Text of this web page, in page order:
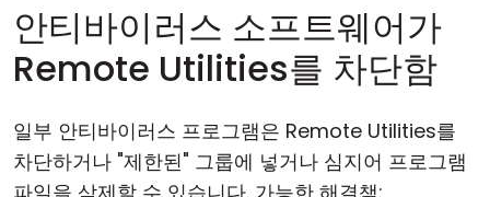
안티바이러스 소프트웨어가
Remote Utilities를 차단함
일부 안티바이러스 프로그램은 Remote Utilities를
차단하거나 "제한된" 그룹에 넣거나 심지어 프로그램